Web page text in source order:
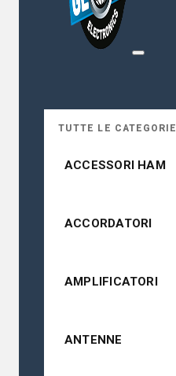
TUTTE LE CATEGORIE
ACCESSORI HAM
ACCORDATORI
AMPLIFICATORI
ANTENNE